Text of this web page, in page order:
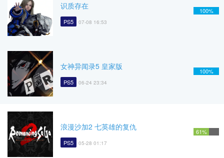
识质存在
PS5 07-08 16:53
100%
女神异闻录5 皇家版
PS5 06-24 23:34
100%
浪漫沙加2 七英雄的复仇
PS5 05-28 01:17
61%